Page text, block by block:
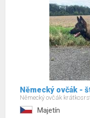
Německý ovčák -
Německý ovčák
Majetín